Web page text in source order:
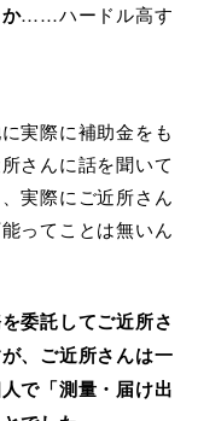
……ハードル高す
実際に補助金をも
さんに話を聞いて
実際にご近所さん
ってことは無いん
委託してご近所さ
、ご近所さんは一
で「測量・届け出